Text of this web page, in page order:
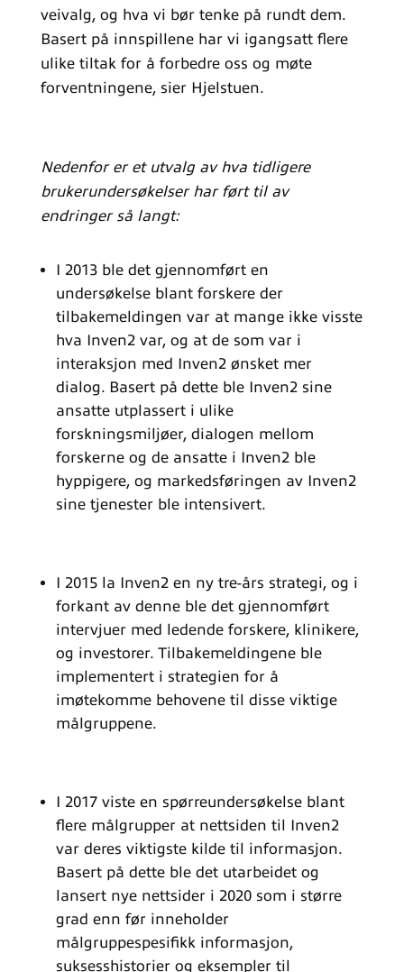
veivalg, og hva vi bør tenke på rundt dem.
Basert på innspillene har vi igangsatt flere
ulike tiltak for å forbedre oss og møte
forventningene, sier Hjelstuen.
Nedenfor er et utvalg av hva tidligere
brukerundersøkelser har ført til av
endringer så langt:
I 2013 ble det gjennomført en
undersøkelse blant forskere der
tilbakemeldingen var at mange ikke visste
hva Inven2 var, og at de som var i
interaksjon med Inven2 ønsket mer
dialog. Basert på dette ble Inven2 sine
ansatte utplassert i ulike
forskningsmiljøer, dialogen mellom
forskerne og de ansatte i Inven2 ble
hyppigere, og markedsføringen av Inven2
sine tjenester ble intensivert.
I 2015 la Inven2 en ny tre-års strategi, og i
forkant av denne ble det gjennomført
intervjuer med ledende forskere, klinikere,
og investorer. Tilbakemeldingene ble
implementert i strategien for å
imøtekomme behovene til disse viktige
målgruppene.
I 2017 viste en spørreundersøkelse blant
flere målgrupper at nettsiden til Inven2
var deres viktigste kilde til informasjon.
Basert på dette ble det utarbeidet og
lansert nye nettsider i 2020 som i større
grad enn før inneholder
målgruppespesifikk informasjon,
suksesshistorier og eksempler til